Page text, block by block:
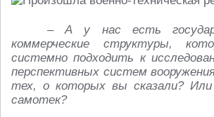
– А у нас есть
коммерческие структуры,
системно подходить к
перспективных систем
тех, о которых вы сказали?
самотек?